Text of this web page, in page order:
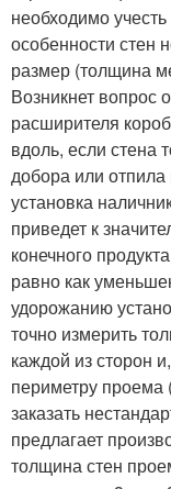
необходимо
особенности стен
размер (толщина
Возникнет вопрос
расширителя
вдоль, если стена
добора или
установка
приведет к
конечного
равно как
удорожанию
точно измерить
каждой из сторон
периметру проема
заказать
предлагает
толщина стен